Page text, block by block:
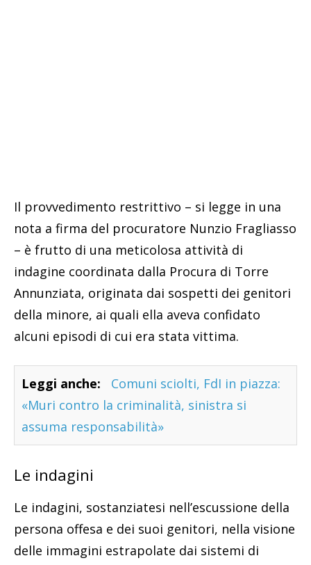
Il provvedimento restrittivo – si legge in una
nota a firma del procuratore Nunzio Fragliasso
– è frutto di una meticolosa attività di
indagine coordinata dalla Procura di Torre
Annunziata, originata dai sospetti dei genitori
della minore, ai quali ella aveva confidato
alcuni episodi di cui era stata vittima.
Leggi anche:
Comuni sciolti, FdI in piazza:
«Muri contro la criminalità, sinistra si
assuma responsabilità»
Le indagini
Le indagini, sostanziatesi nell’escussione della
persona offesa e dei suoi genitori, nella visione
delle immagini estrapolate dai sistemi di